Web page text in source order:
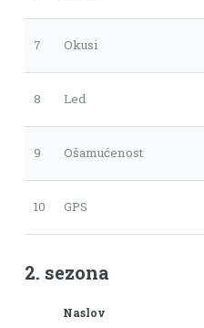
7 Okusi
8 Led
9 Ošamućenost
10 GPS
2. sezona
Naslov